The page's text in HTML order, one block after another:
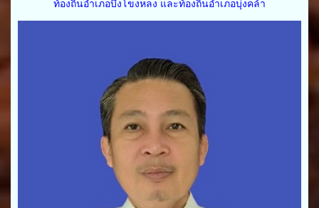
ท้องถิ่นอำเภอบึงโขงหลง และท้องถิ่นอำเภอบุ่งคล้า